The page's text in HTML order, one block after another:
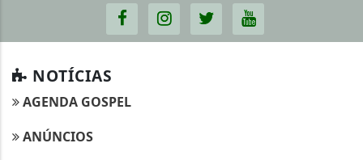
NOTÍCIAS
AGENDA GOSPEL
ANÚNCIOS